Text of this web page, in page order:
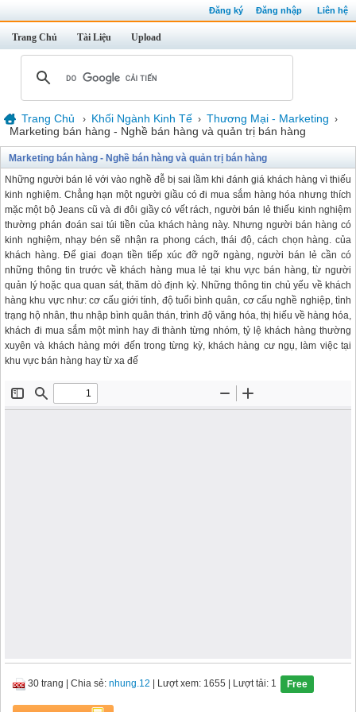
Đăng ký Đăng nhập Liên hệ
Trang Chủ Tài Liệu Upload
Trang Chủ › Khối Ngành Kinh Tế › Thương Mại - Marketing ›
Marketing bán hàng - Nghề bán hàng và quản trị bán hàng
Marketing bán hàng - Nghề bán hàng và quản trị bán hàng
Những người bán lẻ với vào nghề đễ bị sai lầm khi đánh giá khách hàng vì thiếu
kinh nghiệm. Chẳng hạn một người giầu có đi mua sắm hàng hóa nhưng thích
mặc một bộ Jeans cũ và đi đôi giầy có vết rách, người bán lẻ thiếu kinh nghiệm
thường phán đoán sai túi tiền của khách hàng này. Nhưng người bán hàng có
kinh nghiệm, nhạy bén sẽ nhận ra phong cách, thái độ, cách chọn hàng. của
khách hàng. Để giai đoạn tiền tiếp xúc đỡ ngỡ ngàng, người bán lẻ cần có
những thông tin trước về khách hàng mua lẻ tại khu vực bán hàng, từ người
quản lý hoặc qua quan sát, thăm dò định kỳ. Những thông tin chủ yếu về khách
hàng khu vực như: cơ cấu giới tính, độ tuổi bình quân, cơ cấu nghề nghiệp, tình
trạng hộ nhân, thu nhập bình quân thán, trình độ văng hóa, thị hiếu về hàng hóa,
khách đi mua sắm một mình hay đi thành từng nhóm, tỷ lệ khách hàng thường
xuyên và khách hàng mới đến trong từng kỳ, khách hàng cư ngụ, làm việc tại
khu vực bán hàng hay từ xa đế
30 trang Chia sẻ: nhung.12 | Lượt xem: 1655 | Lượt tải: 1 Free